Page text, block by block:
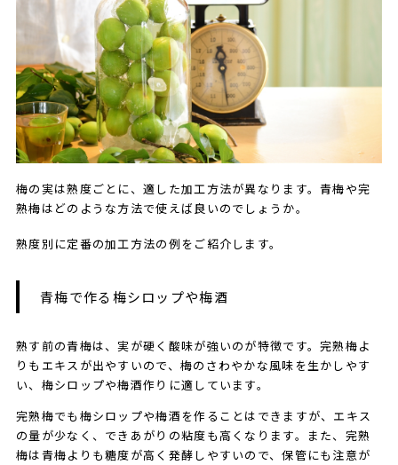
梅の実は熟度ごとに、適した加工方法が異なります。青梅や完
熟梅はどのような方法で使えば良いのでしょうか。
熟度別に定番の加工方法の例をご紹介します。
青梅で作る梅シロップや梅酒
熟す前の青梅は、実が硬く酸味が強いのが特徴です。完熟梅よ
りもエキスが出やすいので、梅のさわやかな風味を生かしやす
い、梅シロップや梅酒作りに適しています。
完熟梅でも梅シロップや梅酒を作ることはできますが、エキス
の量が少なく、できあがりの粘度も高くなります。また、完熟
梅は青梅よりも糖度が高く発酵しやすいので、保管にも注意が